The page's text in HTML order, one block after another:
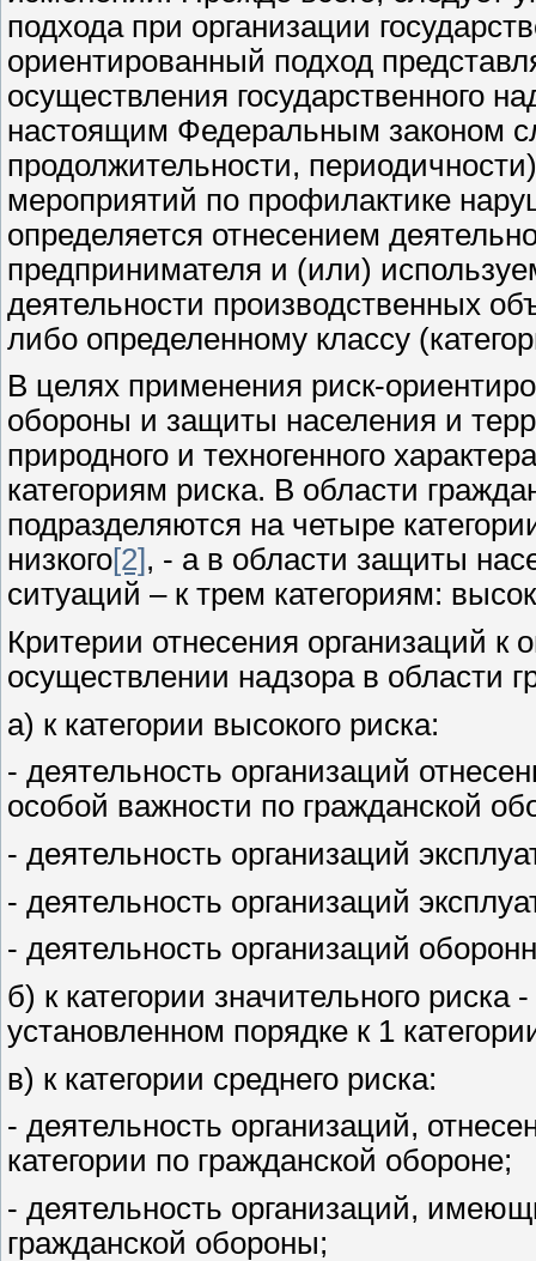
подхода при организации
ориентированный подход
осуществления государственного
настоящим Федеральным законом
продолжительности,
мероприятий по профилактике
определяется отнесением
предпринимателя и (или)
деятельности производственных
либо определенному классу
В целях применения риск-
обороны и защиты населения и
природного и техногенного
категориям риска. В области
подразделяются на четыре
низкого[2], - а в области защиты
ситуаций – к трем категориям:
Критерии отнесения организаций к
осуществлении надзора в области
а) к категории высокого риска:
- деятельность организаций
особой важности по гражданской
- деятельность организаций
- деятельность организаций
- деятельность организаций
б) к категории значительного
установленном порядке к 1
в) к категории среднего риска:
- деятельность организаций,
категории по гражданской обороне;
- деятельность организаций,
гражданской обороны;